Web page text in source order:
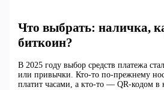
Что выбрать: наличка,
биткоин?
В 2025 году выбор средств платежа
или привычки. Кто-то по-прежнему
платит часами, а кто-то — QR-кодом в